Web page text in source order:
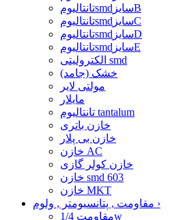
تانتالیومsmdسایزB
تانتالیومsmdسایزC
تانتالیومsmdسایزD
تانتالیومsmdسایزE
الکترولیتی smd
خشک (جامد)
مولتی لایر
مایلار
تانتالیوم tantalum
خازن باتری
خازن بی پلار
خازن AC
خازن کولر گازی
خازن smd 603
خازن MKT
›
مقاومت 1/4w